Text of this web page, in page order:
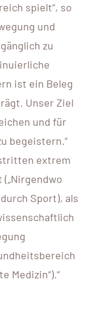
spielt“, so
und
zu
ist ein Beleg
Unser Ziel
und für
begeistern.“
extrem
Sport), als
Medizin“).“